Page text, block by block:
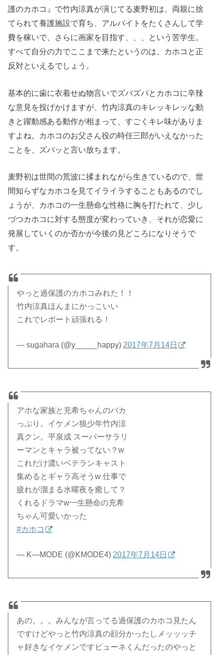
護のカホコ』で竹内涼真が演じてる麦野初は、両親に捨
てられて養護施設で育ち、アルバイトをたくさんして学
費を稼いで、さらに画家を目指す、、、という苦学生。
すべて自分の力でここまで来たというのは、カホコと正
反対といえるでしょう。
基本的に歯に衣着せぬ物言いでズバズバとカホコに辛辣
な意見を投げかけますが、竹内涼真のキレッキレッな動
きと躍動感ある動作が相まって、すごくキレ味がありま
すよね。カホコのお父さん役の時任三郎がいえなかった
ことを、ズバッと言い放ちます。
麦野初は世間の荒波に揉まれながら生きているので、世
間知らずなカホコを見てイライラすることもあるのでし
ょうが、カホコの一生懸命な性格に胸を打たれて、少し
づつカホコに対する態度が変わっていき、それが恋愛に
発展していくのか否かが今後の見どころになりそうで
す。
やっと過保護のカホコみれた！！
竹内涼真ほんまにかっこいい
これでレポート頑張れる！
— sugahara (@y_____happy) 2017年7月14日
アホな家族と充希ちゃんのバカ
っぷり。イケメン狼少年竹内涼
真クン。平泉成 スーパーサラリ
ーマンとキャラ被ってない？w
これだけ濃いベテランキャスト
集めるとギャラ高そうw 仕事で
疲れが溜まる水曜夜を癒して？
くれるドラマw一生懸命の充希
ちゃん可愛いかった
#カホコ
— K―MODE (@KMODE4)2017年7月14日
あの。。。みんなが言ってる過保護のカホコ見たん
ですけどやっと竹内涼真の顔分かったしメッッッチ
ャ好きなイケメンですビューネくんだったのやっと